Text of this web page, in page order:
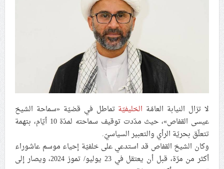
الموقف الأسبوعيّ: شعب البحرين سيقطع الأيدي التي تنال
من شعائر عاشوراء.. ولن يساوم على هويّته وقيمه في
مقال: عاشوراء البحرين… ميدان جهاد بالكلمة
الفقيه القائد قاسم: لن تقتلوا الحسين.. إنّ الحسين سيقتل
طاغوتيّتكم
انطلاق المحادثات الإيرانيّة- الأمريكيّة في سويسرا
لا تزال النيابة العامّة الخليفيّةتماطل في قضيّة «سماحة الشيخ
عيسى القفاص»، حيث مدّدت توقيف سماحته لمدّة 10 أيّام، بتهمة
تتعلّق بحريّة الرأي والتعبير السياسيّ.
وكان الشيخ القفاص قد استدعي على خلفيّة إحياء موسم عاشوراء
أكثر من مرّة، قبل أن يعتقل في 23 يوليو/ تموز 2024، ويصار إلى